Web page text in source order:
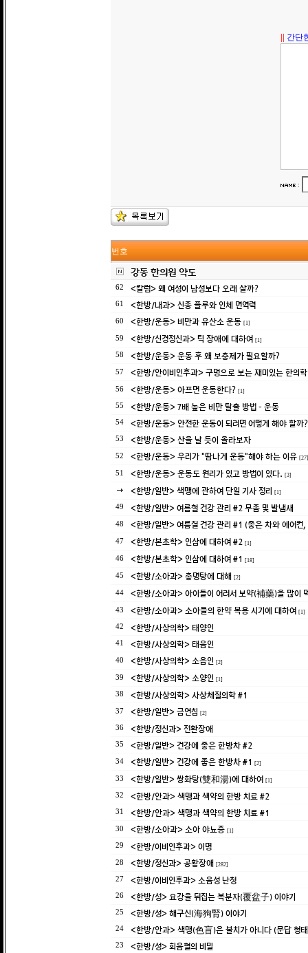
간단
:
번호
강동 한의원 약도
62 <칼럼> 왜 여성이 남성보다 오래 살까?
61 <한방/내과> 신종 플루와 인체 면역력
60 <한방/운동> 비만과 유산소 운동 [1]
59 <한방/신경정신과> 틱 장애에 대하여 [1]
58 <한방/운동> 운동 후 왜 보충제가 필요할까?
57 <한방/안이비인후과> 구멍으로 보는 재미있는 한의
56 <한방/운동> 아프면 운동한다? [1]
55 <한방/운동> 7배 높은 비만 탈출 방법 - 운동
54 <한방/운동> 안전한 운동이 되려면 어떻게 해야 할까?
53 <한방/운동> 산을 날 듯이 올라보자
52 <한방/운동> 우리가 "땀나게 운동"해야 하는 이유 [27]
51 <한방/운동> 운동도 원리가 있고 방법이 있다. [3]
<한방/일반> 색맹에 관하여 단일 기사 정리 [1]
49 <한방/일반> 여름철 건강 관리 #2 무좀 및 발냄새
48 <한방/일반> 여름철 건강 관리 #1 (좋은 차와 에어컨
47 <한방/본초학> 인삼에 대하여 #2 [1]
46 <한방/본초학> 인삼에 대하여 #1 [18]
45 <한방/소아과> 총명탕에 대해 [2]
44 <한방/소아과> 아이들이 어려서 보약(補藥)을 많이
43 <한방/소아과> 소아들의 한약 복용 시기에 대하여 [1]
42 <한방/사상의학> 태양인
41 <한방/사상의학> 태음인
40 <한방/사상의학> 소음인 [2]
39 <한방/사상의학> 소양인 [1]
38 <한방/사상의학> 사상체질의학 #1
37 <한방/일반> 금연침 [2]
36 <한방/정신과> 전환장애
35 <한방/일반> 건강에 좋은 한방차 #2
34 <한방/일반> 건강에 좋은 한방차 #1 [2]
33 <한방/일반> 쌍화탕(雙和湯)에 대하여 [1]
32 <한방/안과> 색맹과 색약의 한방 치료 #2
31 <한방/안과> 색맹과 색약의 한방 치료 #1
30 <한방/소아과> 소아 야뇨증 [1]
29 <한방/이비인후과> 이명
28 <한방/정신과> 공황장애 [282]
27 <한방/이비인후과> 소음성 난청
26 <한방/성> 요강을 뒤집는 복분자(覆盆子) 이야기
25 <한방/성> 해구신(海狗腎) 이야기
24 <한방/안과> 색맹(色盲)은 불치가 아니다 (문답 형
23 <한방/성> 회음혈의 비밀